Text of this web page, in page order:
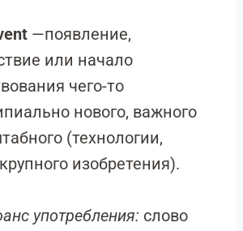
—появление,
или начало
чего-то
нового, важного
(технологии,
изобретения).
употребления: cлово